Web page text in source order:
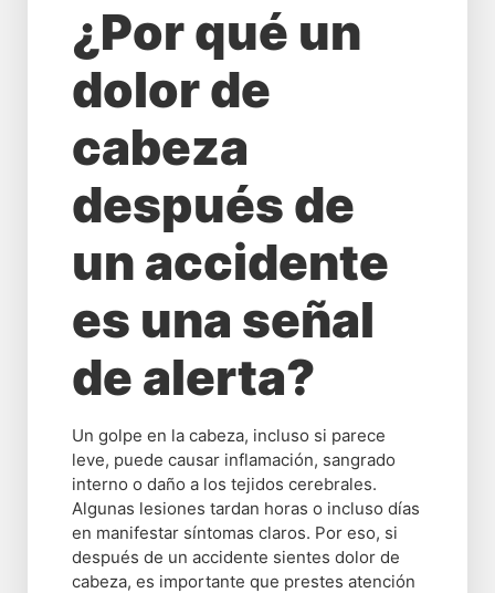
¿Por qué un
dolor de
cabeza
después de
un accidente
es una señal
de alerta?
Un golpe en la cabeza, incluso si parece
leve, puede causar inflamación, sangrado
interno o daño a los tejidos cerebrales.
Algunas lesiones tardan horas o incluso días
en manifestar síntomas claros. Por eso, si
después de un accidente sientes dolor de
cabeza, es importante que prestes atención